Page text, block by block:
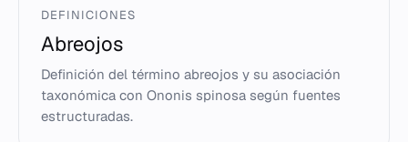
DEFINICIONES
Abreojos
Definición del término abreojos y su asociación
taxonómica con Ononis spinosa según fuentes
estructuradas.